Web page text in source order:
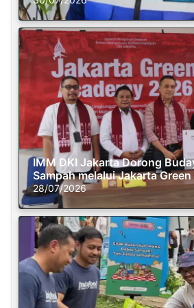
IMM DKI Jakarta Dorong
Sampah melalui Jakarta
28/07/2026